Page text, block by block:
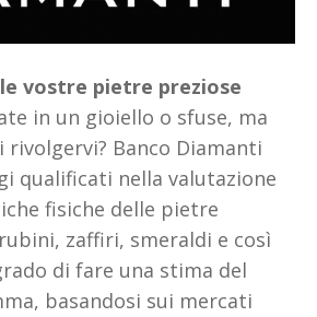
vostre pietre preziose
in un gioiello o sfuse, ma
rivolgervi? Banco Diamanti
qualificati nella valutazione
fisiche delle pietre
zaffiri, smeraldi e così
di fare una stima del
basandosi sui mercati